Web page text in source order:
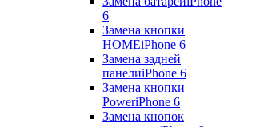
6
Замена кнопки
HOMEiPhone 6
Замена задней
панелиiPhone 6
Замена кнопки
PoweriPhone 6
Замена кнопок